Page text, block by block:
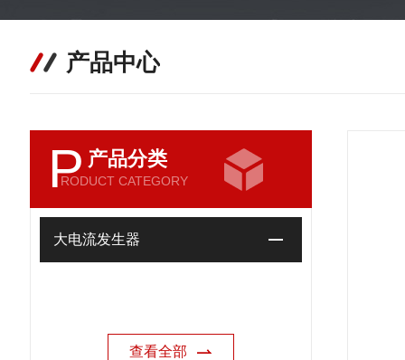
产品中心
P 产品分类
RODUCT CATEGORY
大电流发生器
查看全部